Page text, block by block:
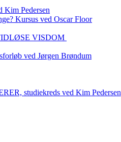
Pedersen
Kursus ved Oscar Floor
VISDOM
ved Jørgen Brøndum
studiekreds ved Kim Pedersen